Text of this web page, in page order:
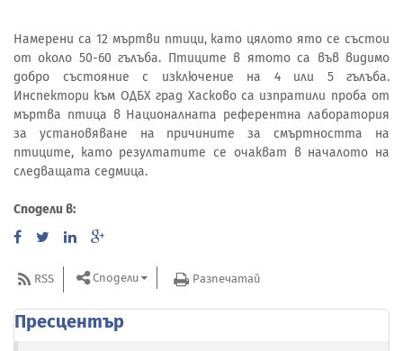
Намерени са 12 мъртви птици, като цялото ято се състои
от около 50-60 гълъба. Птиците в ятото са във видимо
добро състояние с изключение на 4 или 5 гълъба.
Инспектори към ОДБХ град Хасково са изпратили проба от
мъртва птица в Националната референтна лаборатория
за установяване на причините за смъртността на
птиците, като резултатите се очакват в началото на
следващата седмица.
Сподели в:
RSS Сподели Разпечатай
Пресцентър